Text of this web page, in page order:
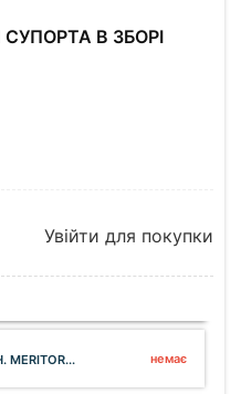
В ЗБОРІ
Увійти для покупки
немає